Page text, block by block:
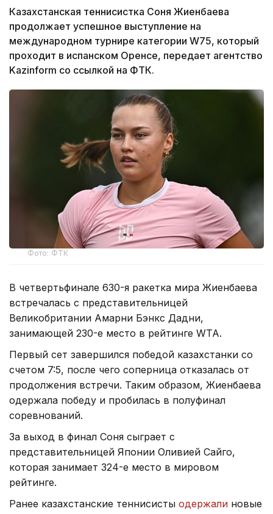
Казахстанская теннисистка Соня Жиенбаева
продолжает успешное выступление на
международном турнире категории W75, который
проходит в испанском Оренсе, передает агентство
Kazinform со ссылкой на ФТК.
Фото: ФТК
В четвертьфинале 630-я ракетка мира Жиенбаева
встречалась с представительницей
Великобритании Амарни Бэнкс Дадни,
занимающей 230-е место в рейтинге WTA.
Первый сет завершился победой казахстанки со
счетом 7:5, после чего соперница отказалась от
продолжения встречи. Таким образом, Жиенбаева
одержала победу и пробилась в полуфинал
соревнований.
За выход в финал Соня сыграет с
представительницей Японии Оливией Сайго,
которая занимает 324-е место в мировом
рейтинге.
Ранее казахстанские теннисисты одержали новые